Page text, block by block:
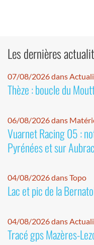
Les dernières
07/08/2026 dans
Thèze : boucle du
06/08/2026 dans
Vuarnet Racing 05 :
Pyrénées et sur Aubrac
04/08/2026 dans Topo
Lac et pic de la
04/08/2026 dans
Tracé gps Mazères-